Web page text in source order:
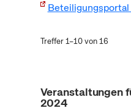
Treffer 1–10 von 16
Veranstaltungen
2024